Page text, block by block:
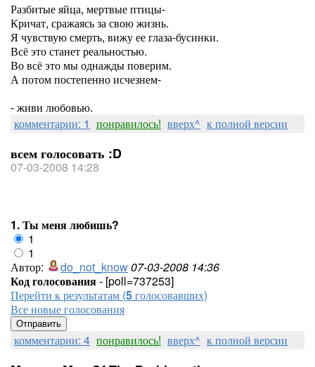
Разбитые яйца, мертвые птицы-
Кричат, сражаясь за свою жизнь.
Я чувствую смерть, вижу ее глаза-бусинки.
Всё это станет реальностью.
Во всё это мы однажды поверим.
А потом постепенно исчезнем-
- живи любовью.
комментарии: 1 понравилось! вверх^ к полной версии
всем голосовать :D
07-03-2008 14:28
1. Ты меня любишь?
1
1
Автор:
do_not_know07-03-2008 14:36
Код голосования- [poll=737253]
Перейти к результатам (5голосовавших)
Все новые голосования
комментарии: 4 понравилось! вверх^ к полной версии